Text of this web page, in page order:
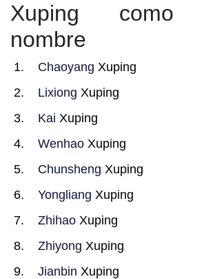
Xuping como
nombre
Chaoyang Xuping
Lixiong Xuping
Kai Xuping
Wenhao Xuping
Chunsheng Xuping
Yongliang Xuping
Zhihao Xuping
Zhiyong Xuping
Jianbin Xuping